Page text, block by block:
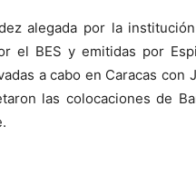
alegada por la
el BES y emitidas por
a cabo en Caracas con
las colocaciones de